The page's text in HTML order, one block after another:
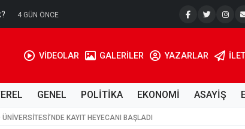
4 GÜN ÖNCE Su
VİDEOLAR GALERİLER YAZARLAR
GENEL POLİTİKA EKONOMİ ASAYİŞ
KAYIT HEYECANI BAŞLADI